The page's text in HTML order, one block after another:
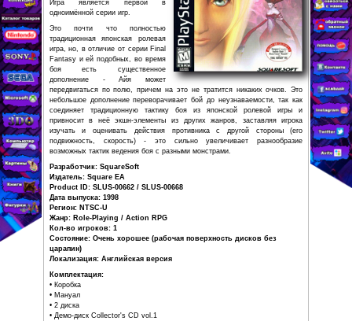
ИГРЫ, ФИГУРКИ,
РЕДКИЕ
КОЛЛЕКЦИОННЫЕ
ТОВАРЫ В
ИНТЕРНЕТ-
МАГАЗИНЕ
CONSOLESSHOP
Сюжет игры частично основан на
фантастическом романе ужасов
Хидэаки Сэны «Паразит Ева».
Игра является первой в
одноимённой серии игр.
Это почти что полностью
традиционная японская ролевая
игра, но, в отличие от серии Final
Fantasy и ей подобных, во время
боя есть существенное
дополнение - Айя может
передвигаться по полю, причем на это не тратится
небольшое дополнение переворачивает бой до
соединяет традиционную тактику боя из японской
привносит в неё экшн-элементы из других жанров,
изучать и оценивать действия противника с
подвижность, скорость) - это сильно
возможных тактик ведения боя с разными монстрами.
Разработчик: SquareSoft
Издатель: Square EA